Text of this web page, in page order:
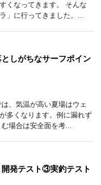
くなってきます。 そんな
」に行ってきました。...
しがちなサーフポイン
、気温が高い夏場はウェ
多くなります。例に漏れず
場合は安全面を考...
発テスト③実釣テスト